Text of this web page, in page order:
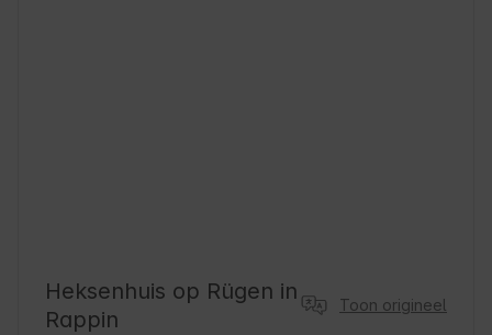
Heksenhuis op Rügen in
Rappin
Toon origineel